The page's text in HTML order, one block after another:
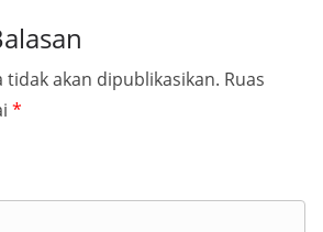
tidak akan dipublikasikan. Ruas
*